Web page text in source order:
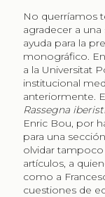
No querríamos
agradecer a
ayuda para la
monográfico.
a la Universitat
institucional
anteriormente.
Rassegna
Enric Bou, por
para una
olvidar
artículos, a
como a
cuestiones de